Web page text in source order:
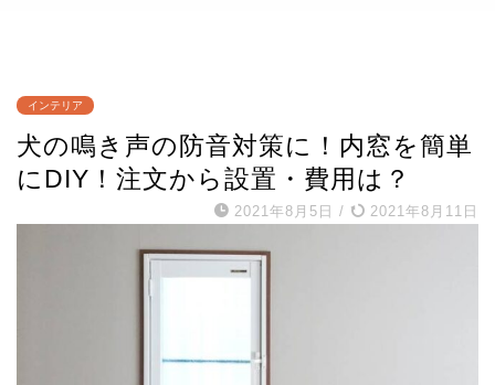
インテリア
犬の鳴き声の防音対策に！内窓を簡単
にDIY！注文から設置・費用は？
2021年8月5日 / 2021年8月11日